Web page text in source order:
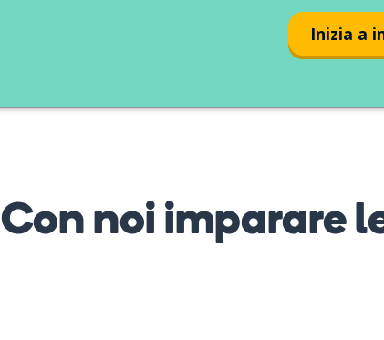
Inizia a
Con noi imparare